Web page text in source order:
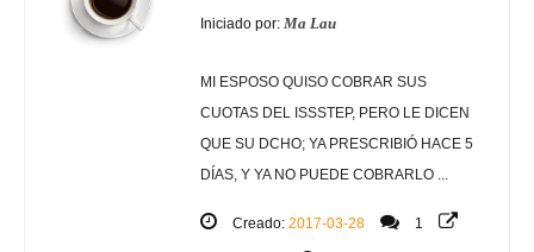
Iniciado por: Ma Lau
MI ESPOSO QUISO COBRAR SUS
CUOTAS DEL ISSSTEP, PERO LE DICEN
QUE SU DCHO; YA PRESCRIBIÓ HACE 5
DÍAS, Y YA NO PUEDE COBRARLO ...
Creado: 2017-03-28 1